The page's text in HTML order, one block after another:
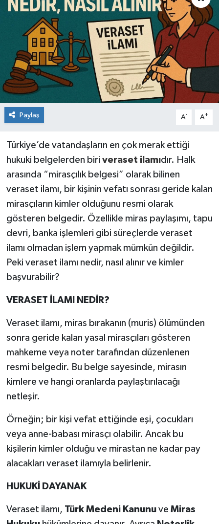
Paylaş A- A+
Türkiye’de vatandaşların en çok merak ettiği
hukuki belgelerden biri veraset ilamıdır. Halk
arasında “mirasçılık belgesi” olarak bilinen
veraset ilamı, bir kişinin vefatı sonrası geride kalan
mirasçıların kimler olduğunu resmi olarak
gösteren belgedir. Özellikle miras paylaşımı, tapu
devri, banka işlemleri gibi süreçlerde veraset
ilamı olmadan işlem yapmak mümkün değildir.
Peki veraset ilamı nedir, nasıl alınır ve kimler
başvurabilir?
VERASET İLAMI NEDİR?
Veraset ilamı, miras bırakanın (muris) ölümünden
sonra geride kalan yasal mirasçıları gösteren
mahkeme veya noter tarafından düzenlenen
resmi belgedir. Bu belge sayesinde, mirasın
kimlere ve hangi oranlarda paylaştırılacağı
netleşir.
Örneğin; bir kişi vefat ettiğinde eşi, çocukları
veya anne-babası mirasçı olabilir. Ancak bu
kişilerin kimler olduğu ve mirastan ne kadar pay
alacakları veraset ilamıyla belirlenir.
HUKUKİ DAYANAK
Veraset ilamı, Türk Medeni Kanunuve Miras